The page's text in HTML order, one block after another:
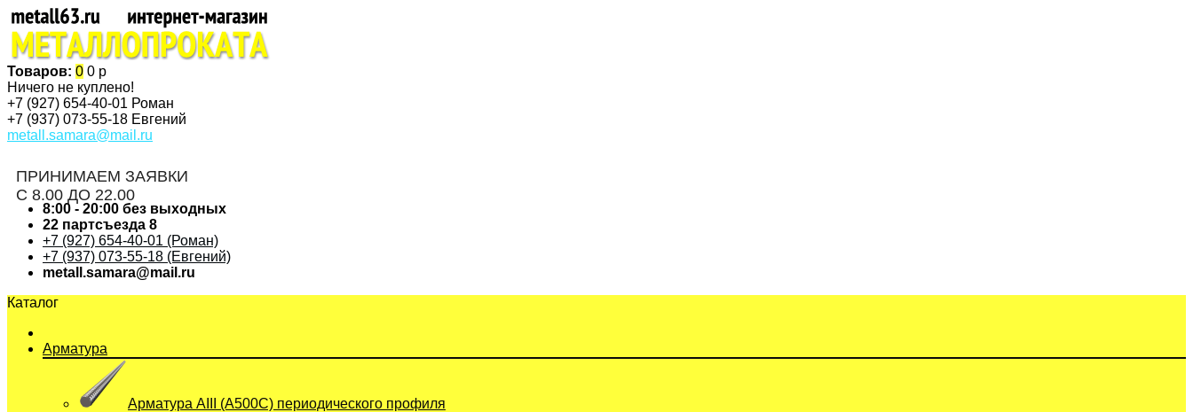
Товаров: 0 0 р
Ничего не куплено!
+7 (927) 654-40-01 Роман
+7 (937) 073-55-18 Евгений
metall.samara@mail.ru
ПРИНИМАЕМ ЗАЯВКИ
С 8.00 ДО 22.00
8:00 - 20:00 без выходных
22 партсъезда 8
+7 (927) 654-40-01 (Роман)
+7 (937) 073-55-18 (Евгений)
metall.samara@mail.ru
Каталог
Арматура
Арматура АIII (А500С) периодического профиля